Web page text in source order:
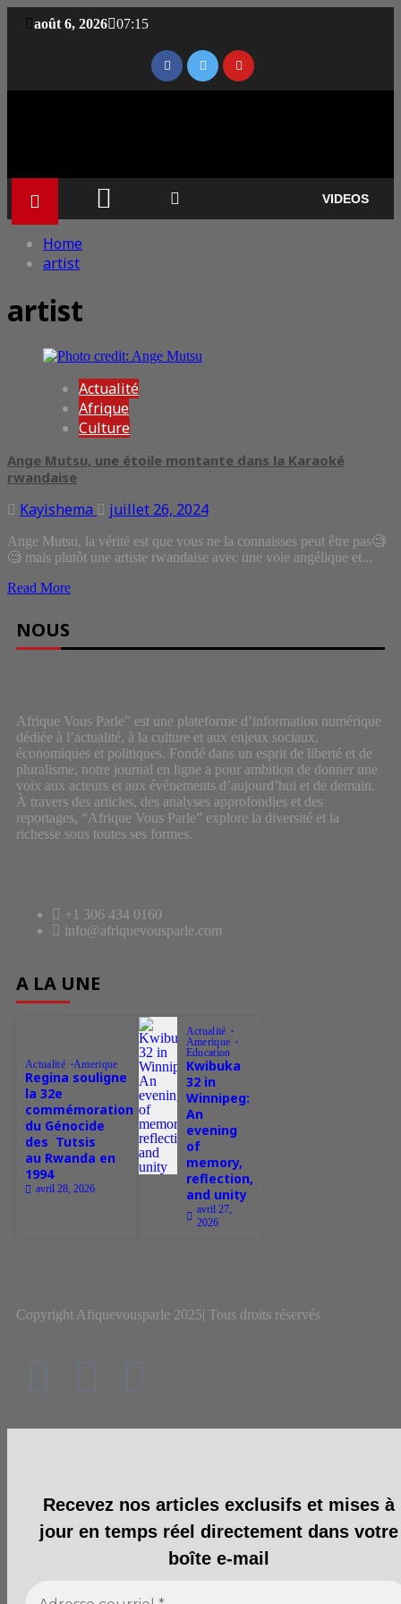
août 6, 2026 07:15
VIDEOS
Home
artist
artist
Actualité
Afrique
Culture
Ange Mutsu, une étoile montante dans la Karaoké
rwandaise
Kayishema juillet 26, 2024
Ange Mutsu, la vérité est que vous ne la connaisses peut être pas🧐
🧐 mais plutôt une artiste rwandaise avec une voie angélique et...
Read More
NOUS
Afrique Vous Parle” est une plateforme d’information numérique
dédiée à l’actualité, à la culture et aux enjeux sociaux,
économiques et politiques. Fondé dans un esprit de liberté et de
pluralisme, notre journal en ligne a pour ambition de donner une
voix aux acteurs et aux événements d’aujourd’hui et de demain.
À travers des articles, des analyses approfondies et des
reportages, “Afrique Vous Parle” explore la diversité et la
richesse sous toutes ses formes.
+1 306 434 0160
info@afriquevousparle.com
A LA UNE
Actualité Amerique
Regina souligne
la 32e
commémoration
du Génocide
des Tutsis
au Rwanda en
1994
avril 28, 2026
Actualité
Amerique
Education
Kwibuka
32 in
Winnipeg:
An
evening
of
memory,
reflection,
and unity
avril 27,
2026
Copyright Afiquevousparle 2025| Tous droits réservés
Recevez nos articles exclusifs et mises à
jour en temps réel directement dans votre
boîte e-mail